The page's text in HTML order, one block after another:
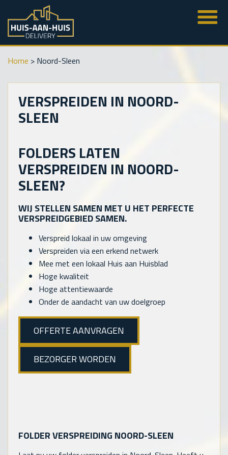
Home > Noord-Sleen
VERSPREIDEN IN NOORD-
SLEEN
FOLDERS LATEN
VERSPREIDEN IN NOORD-
SLEEN?
WIJ STELLEN SAMEN MET U HET PERFECTE
VERSPREIDGEBIED SAMEN.
Verspreid lokaal in uw omgeving
Verspreiden via een erkend netwerk
Mee met een lokaal Huis aan Huisblad
Hoge kwaliteit
Hoge attentiewaarde
Onder de aandacht van uw doelgroep
OFFERTE AANVRAGEN
BEZORGER WORDEN
FOLDER VERSPREIDING NOORD-SLEEN